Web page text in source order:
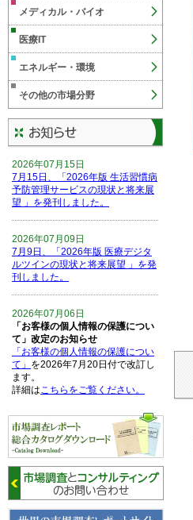
メディカル・バイオ
医療IT
エネルギー・環境
その他の市場分野
2026年07月15日
7月15日、「2026年版 生活習慣病
予防管理サービスの現状と将来展
望 」を発刊しました。
2026年07月09日
7月9日、「2026年版 医療デジタ
ルツインの現状と将来展望 」を発
刊しました。
2026年07月06日
「お客様の個人情報の保護につい
て」改定のお知らせ
「お客様の個人情報の保護につい
て」 を2026年7月20日付で改訂し
ます。
詳細はこちらをご覧ください。
2026年06月15日
6月15日、「中国の医療保険医薬
品リスト 」を発刊しました。
2026年06月01日
6月1日、「2026-27年版 5G SA、
6GにおけるIoT／サービス市場の